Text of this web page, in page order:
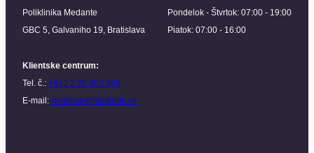
Poliklinika Medante
GBC 5, Galvaniho 19, Bratislava
Pondelok - Štvrtok: 07:00 - 19:00
Piatok: 07:00 - 16:00
Klientske centrum:
Tel. č.: +421 2 20 302 303
E-mail: recepcia@medante.sk